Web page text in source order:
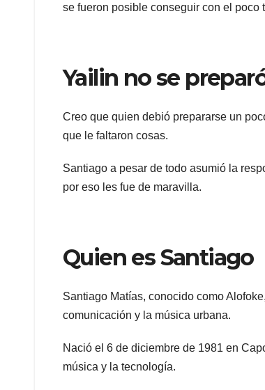
se fueron posible conseguir con el poco
Yailin no se
Creo que quien debió prepararse un
que le faltaron cosas.
Santiago a pesar de todo asumió la
por eso les fue de maravilla.
Quien es Santiago
Santiago Matías, conocido como
comunicación y la música urbana.
Nació el 6 de diciembre de 1981 en
música y la tecnología.